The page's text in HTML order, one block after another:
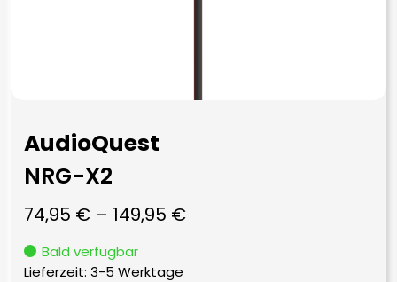
AudioQuest
NRG-X2
74,95 € – 149,95 €
Bald verfügbar
Lieferzeit: 3-5 Werktage